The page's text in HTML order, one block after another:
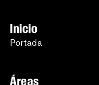
Inicio
Portada
Áreas